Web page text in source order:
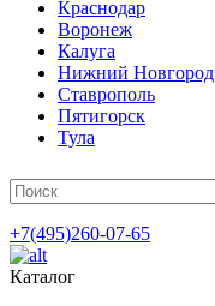
Краснодар
Воронеж
Калуга
Нижний Новгород
Ставрополь
Пятигорск
Тула
+7(495)260-07-65
Каталог